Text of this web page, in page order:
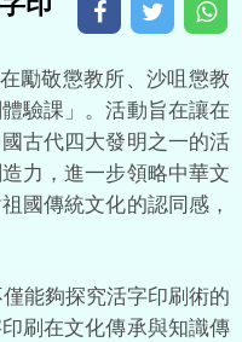
勵敬懲教所、沙咀懲教
驗課」。活動旨在讓在
古代四大發明之一的活
力，進一步領略中華文
國傳統文化的認同感，
能夠探究活字印刷術的
刷在文化傳承與知識傳